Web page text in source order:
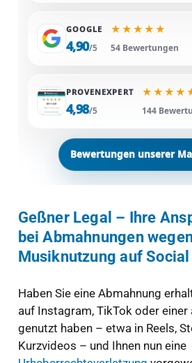
GOOGLE
4,90/5
★ ★ ★ ★ ★
54 Bewertungen
PROVENEXPERT
4,98/5
★ ★ ★ ★
144
Bewertungen unserer
Geßner Legal – Ihre
bei Abmahnungen
Musiknutzung auf
Haben Sie eine Abmahnung
auf Instagram, TikTok oder
genutzt haben – etwa in Reels,
Kurzvideos – und Ihnen nun eine